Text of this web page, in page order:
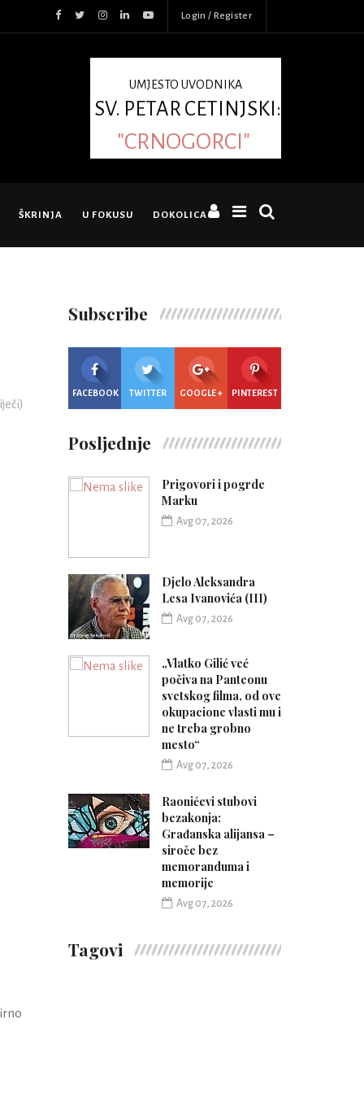
Login / Register
UMJESTO UVODNIKA
SV. PETAR CETINJSKI:
"CRNOGORCI"
ŠKRINJA U FOKUSU DOKOLICA
Subscribe
FACEBOOK TWITTER GOOGLE + PINTEREST
Posljednje
Prigovori i pogrde
Marku
Avg 07, 2026
Djelo Aleksandra
Lesa Ivanovića (III)
Avg 07, 2026
„Vlatko Gilić već
počiva na Panteonu
svetskog filma, od ove
okupacione vlasti mu i
ne treba grobno
mesto“
Avg 07, 2026
Raonićevi stubovi
bezakonja:
Građanska alijansa –
siroče bez
memoranduma i
memorije
Avg 07, 2026
Tagovi